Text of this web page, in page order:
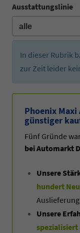
Ausstattungslinie
In dieser Rubrik
zur Zeit leider
Phoenix Maxi
günstiger
Fünf Gründe
bei Automarkt
Unsere
hundert
Auslieferung
Unsere
spezialisiert